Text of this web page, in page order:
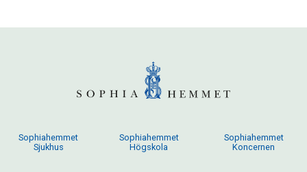
Sophiahemmet
Sjukhus
Sophiahemmet
Högskola
Sophiahemmet
Koncernen